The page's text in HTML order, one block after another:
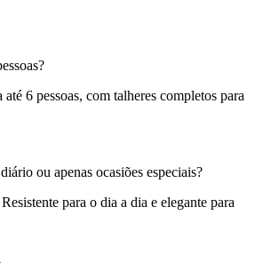
6 pessoas, com talheres completos para
ou apenas ocasiões especiais?
para o dia a dia e elegante para